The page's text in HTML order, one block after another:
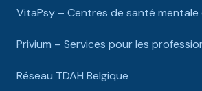
VitaPsy – Centres de santé
Privium – Services pour les
Réseau TDAH Belgique